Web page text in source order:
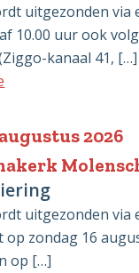
uitgezonden via
10.00 uur ook
kanaal 41, […]
2026
uitgezonden via
zondag 16
op […]